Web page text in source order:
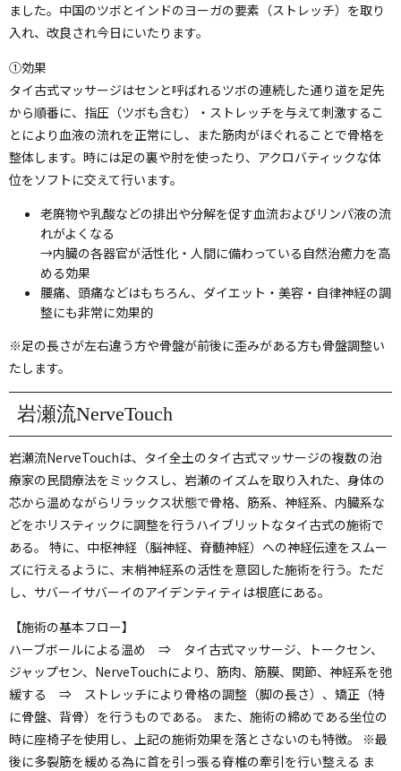
ました。中国のツボとインドのヨーガの要素（ストレッチ）を取り
入れ、改良され今日にいたります。
①効果
タイ古式マッサージはセンと呼ばれるツボの連続した通り道を足先
から順番に、指圧（ツボも含む）・ストレッチを与えて刺激するこ
とにより血液の流れを正常にし、また筋肉がほぐれることで骨格を
整体します。時には足の裏や肘を使ったり、アクロバティックな体
位をソフトに交えて行います。
老廃物や乳酸などの排出や分解を促す血流およびリンパ液の流
れがよくなる
→内臓の各器官が活性化・人間に備わっている自然治癒力を高
める効果
腰痛、頭痛などはもちろん、ダイエット・美容・自律神経の調
整にも非常に効果的
※足の長さが左右違う方や骨盤が前後に歪みがある方も骨盤調整い
たします。
岩瀬流NerveTouch
岩瀬流NerveTouchは、タイ全土のタイ古式マッサージの複数の治
療家の民間療法をミックスし、岩瀬のイズムを取り入れた、身体の
芯から温めながらリラックス状態で骨格、筋系、神経系、内臓系な
どをホリスティックに調整を行うハイブリットなタイ古式の施術で
ある。 特に、中枢神経（脳神経、脊髄神経）への神経伝達をスムー
ズに行えるように、末梢神経系の活性を意図した施術を行う。ただ
し、サバーイサバーイのアイデンティティは根底にある。
【施術の基本フロー】
ハーブボールによる温め ⇒ タイ古式マッサージ、トークセン、
ジャップセン、NerveTouchにより、筋肉、筋膜、関節、神経系を弛
緩する ⇒ ストレッチにより骨格の調整（脚の長さ）、矯正（特
に骨盤、背骨）を行うものである。 また、施術の締めである坐位の
時に座椅子を使用し、上記の施術効果を落とさないのも特徴。 ※最
後に多裂筋を緩める為に首を引っ張る脊椎の牽引を行い整える ま